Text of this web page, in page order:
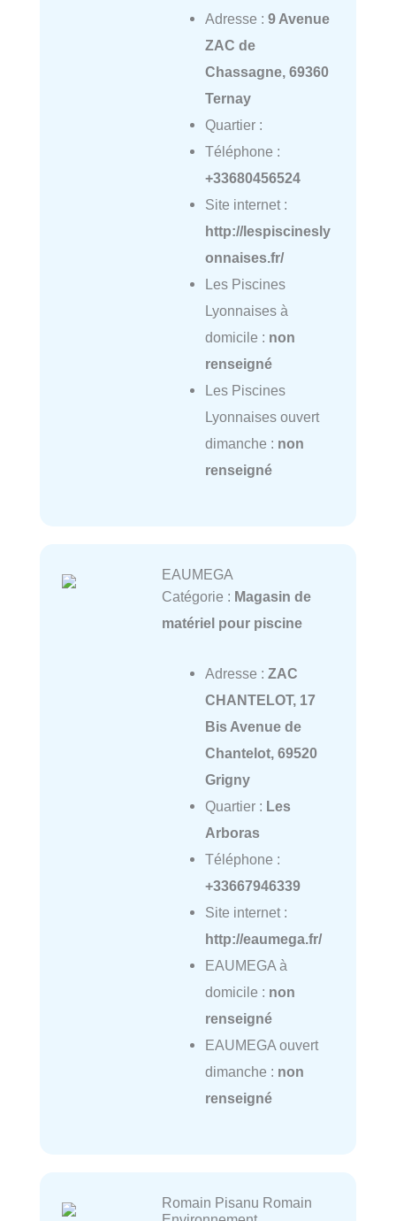
Adresse : 9 Avenue
ZAC de
Chassagne, 69360
Ternay
Quartier :
Téléphone :
+33680456524
Site internet :
http://lespiscinesly
onnaises.fr/
Les Piscines
Lyonnaises à
domicile : non
renseigné
Les Piscines
Lyonnaises ouvert
dimanche : non
renseigné
EAUMEGA
Catégorie : Magasin de
matériel pour piscine
Adresse : ZAC
CHANTELOT, 17
Bis Avenue de
Chantelot, 69520
Grigny
Quartier : Les
Arboras
Téléphone :
+33667946339
Site internet :
http://eaumega.fr/
EAUMEGA à
domicile : non
renseigné
EAUMEGA ouvert
dimanche : non
renseigné
Romain Pisanu Romain